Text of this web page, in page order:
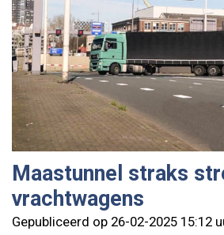
Maastunnel straks
vrachtwagens
Gepubliceerd op 26-02-2025 15:12